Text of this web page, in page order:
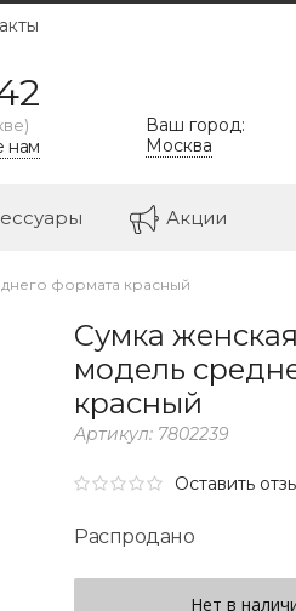
нам
Ваш город:
Москва
Акции
формата красный
Сумка
модель
красный
Артикул: 7802239
Оставить
Распродано
Нет в